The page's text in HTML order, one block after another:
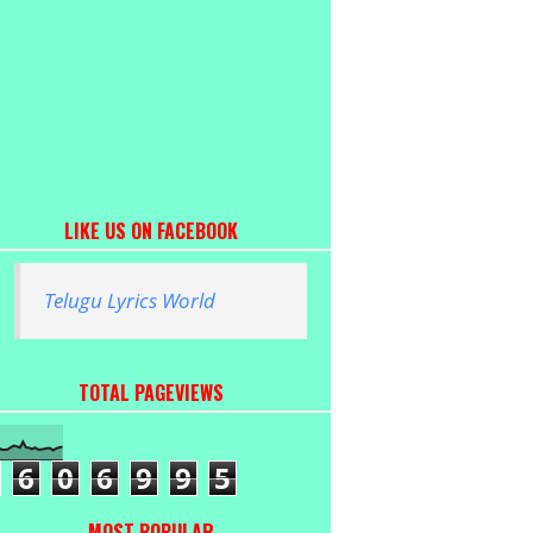
LIKE US ON FACEBOOK
Telugu Lyrics World
TOTAL PAGEVIEWS
6 0 6 9 9 5